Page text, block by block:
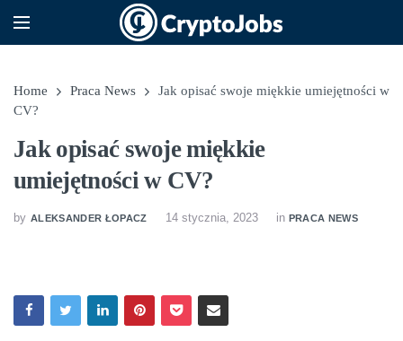
Home Praca News
Jak opisać swoje miękkie umiejętności w
CV?
Jak opisać swoje miękkie
umiejętności w CV?
by ALEKSANDER ŁOPACZ 14 stycznia, 2023 in PRACA NEWS